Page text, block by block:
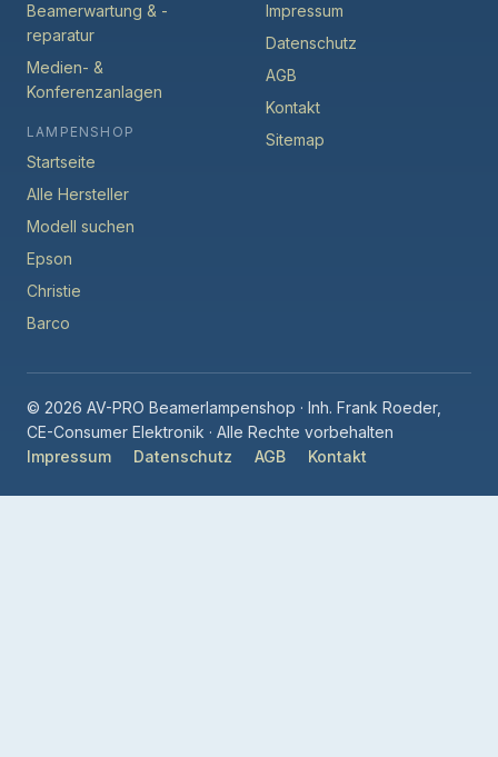
Beamerwartung & -
reparatur
Medien- &
Konferenzanlagen
LAMPENSHOP
Startseite
Alle Hersteller
Modell suchen
Epson
Christie
Barco
Impressum
Datenschutz
AGB
Kontakt
Sitemap
© 2026 AV-PRO Beamerlampenshop · Inh. Frank Roeder,
CE-Consumer Elektronik · Alle Rechte vorbehalten
Impressum
Datenschutz AGB Kontakt